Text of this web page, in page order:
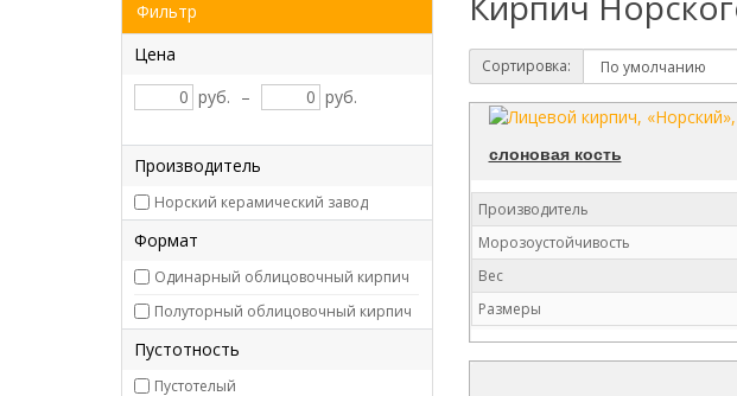
Фильтр
Цена
руб. – руб.
Производитель
Норский керамический завод
Формат
Одинарный облицовочный кирпич
Полуторный облицовочный кирпич
Пустотность
Пустотелый
Сортировка:
слоновая кость
Производитель
Морозоустойчивость
Вес
Размеры